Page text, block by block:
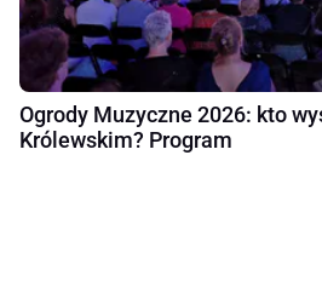
Ogrody Muzyczne 2026: kto
Królewskim? Program